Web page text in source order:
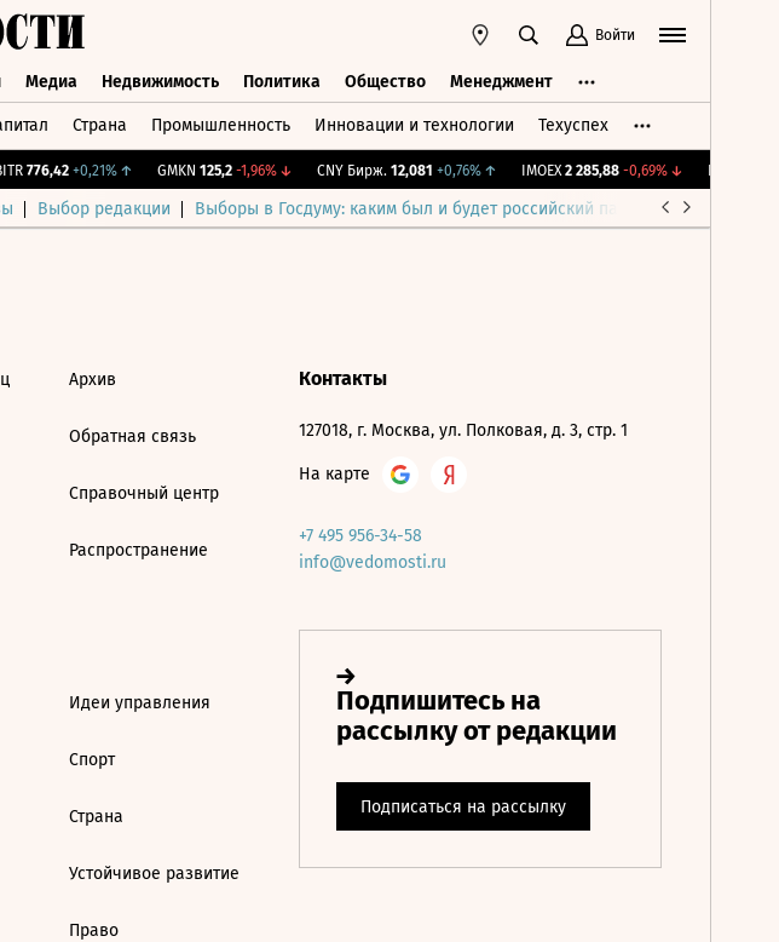
Войти
Медиа Недвижимость Политика Общество Менеджмент
Страна Промышленность Инновации и технологии Техуспех
776,42 +0,21%↑ GMKN 125,2 -1,96%↓ CNY Бирж. 12,081 +0,76%↑ IMOEX 2 285,88 -0,69%↓
Выбор редакции Выборы в Госдуму: каким был и будет российский парламент
Архив
Обратная связь
Справочный центр
Распространение
Идеи управления
Спорт
Страна
Устойчивое развитие
Право
Контакты
127018, г. Москва, ул. Полковая, д. 3, стр. 1
На карте
+7 495 956-34-58
info@vedomosti.ru